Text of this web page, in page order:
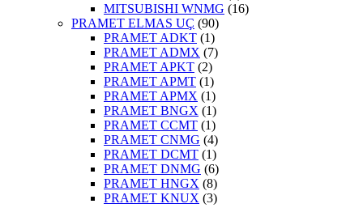
MITSUBISHI WNMG (16)
PRAMET ELMAS UÇ (90)
PRAMET ADKT (1)
PRAMET ADMX (7)
PRAMET APKT (2)
PRAMET APMT (1)
PRAMET APMX (1)
PRAMET BNGX (1)
PRAMET CCMT (1)
PRAMET CNMG (4)
PRAMET DCMT (1)
PRAMET DNMG (6)
PRAMET HNGX (8)
PRAMET KNUX (3)